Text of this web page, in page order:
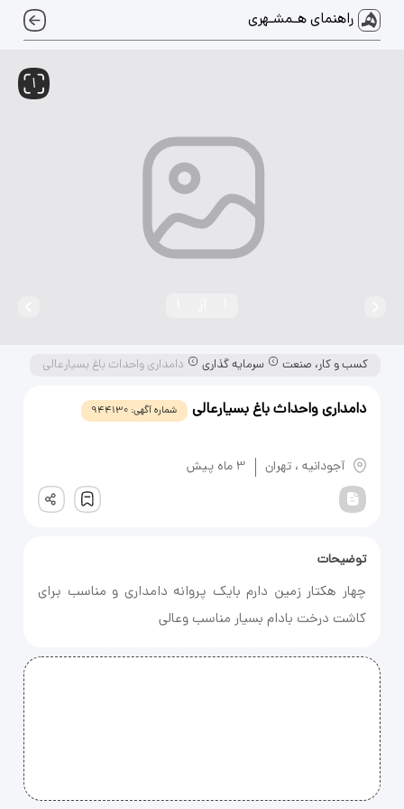
راهنمای هـمشـهری
1
کسب و کار، صنعت سرمایه گذاری دامداری واحداث باغ بسیارعالی
دامداری واحداث باغ بسیارعالی شماره آگهی: 944130
آجودانیه ، تهران 3 ماه پیش
ثبت
توضیحات
چهار هکتار زمین دارم بایک پروانه دامداری و مناسب برای
کاشت درخت بادام بسیار مناسب وعالی